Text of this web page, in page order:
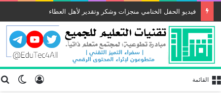
فيديو الحفل الختامي منجزات وشكر وتقدير لأهل العطاء
تسجيل القائمة